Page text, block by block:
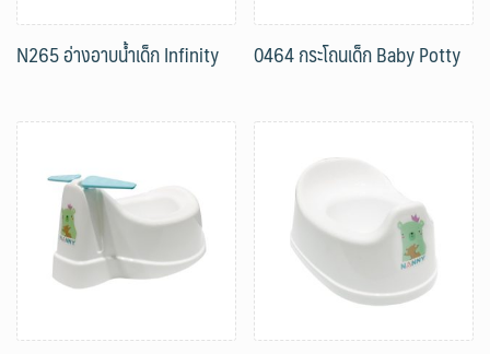
N265 อ่างอาบน้ำเด็ก Infinity 0464 กระโถนเด็ก Baby Potty